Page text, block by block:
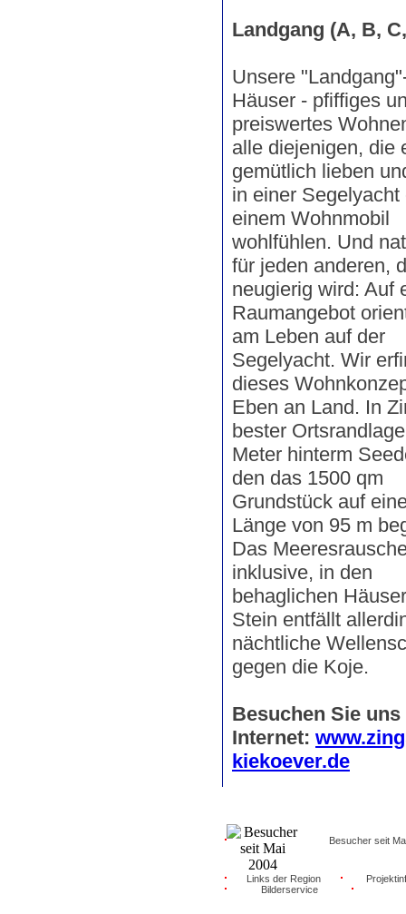
Landgang (A, B,
Unsere
Häuser - pfiffiges
preiswertes
alle diejenigen, die
gemütlich lieben
in einer Segelyacht
einem Wohnmobil
wohlfühlen. Und
für jeden anderen,
neugierig wird: Auf
Raumangebot
am Leben auf der
Segelyacht. Wir
dieses
Eben an Land. In
bester
Meter hinterm
den das 1500 qm
Grundstück auf
Länge von 95 m
Das
inklusive, in den
behaglichen
Stein entfällt
nächtliche
gegen die Koje.
Besuchen Sie uns
Internet:
kiekoever.de
Besucher seit
Links der Region
Bilderservice